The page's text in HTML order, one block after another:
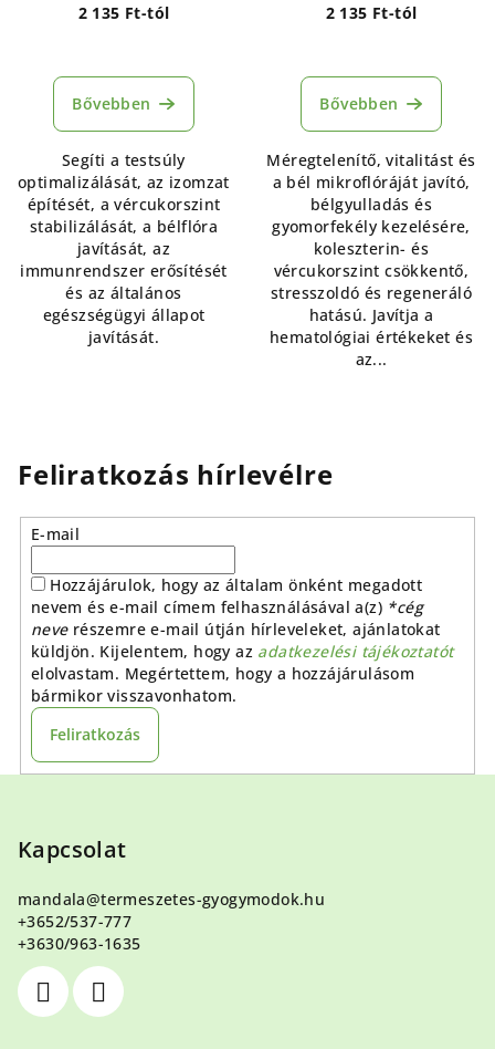
2 135 Ft-tól
termék
átlagos
értékelése
ből
5,0
csillag.
Bővebben
Segíti a testsúly
optimalizálását, az izomzat
építését, a vércukorszint
stabilizálását, a bélflóra
javítását, az
immunrendszer erősítését
és az általános
egészségügyi állapot
javítását.
2 135 Ft-tól
Bővebben
Méregtelenítő, vitalitást és
a bél mikroflóráját javító,
bélgyulladás és
gyomorfekély kezelésére,
koleszterin- és
vércukorszint csökkentő,
stresszoldó és regeneráló
hatású. Javítja a
hematológiai értékeket és
az...
Feliratkozás hírlevélre
E-mail
Hozzájárulok, hogy az általam önként megadott
nevem és e-mail címem felhasználásával a(z) *cég
neverészemre e-mail útján hírleveleket, ajánlatokat
küldjön. Kijelentem, hogy az adatkezelési tájékoztatót
elolvastam. Megértettem, hogy a hozzájárulásom
bármikor visszavonhatom.
Feliratkozás
Kapcsolat
mandala@termeszetes-gyogymodok.hu
+3652/537-777
+3630/963-1635